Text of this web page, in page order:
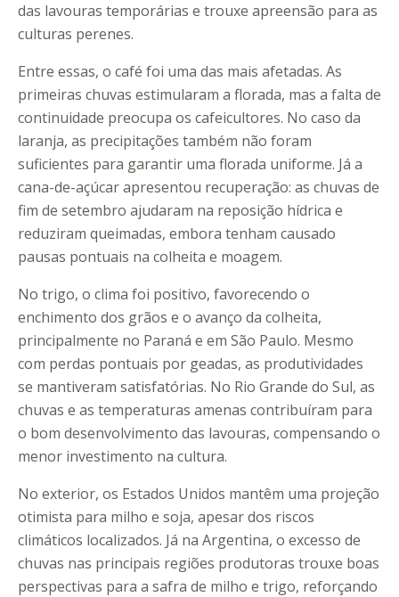
das lavouras temporárias e trouxe apreensão para as
culturas perenes.
Entre essas, o café foi uma das mais afetadas. As
primeiras chuvas estimularam a florada, mas a falta de
continuidade preocupa os cafeicultores. No caso da
laranja, as precipitações também não foram
suficientes para garantir uma florada uniforme. Já a
cana-de-açúcar apresentou recuperação: as chuvas de
fim de setembro ajudaram na reposição hídrica e
reduziram queimadas, embora tenham causado
pausas pontuais na colheita e moagem.
No trigo, o clima foi positivo, favorecendo o
enchimento dos grãos e o avanço da colheita,
principalmente no Paraná e em São Paulo. Mesmo
com perdas pontuais por geadas, as produtividades
se mantiveram satisfatórias. No Rio Grande do Sul, as
chuvas e as temperaturas amenas contribuíram para
o bom desenvolvimento das lavouras, compensando o
menor investimento na cultura.
No exterior, os Estados Unidos mantêm uma projeção
otimista para milho e soja, apesar dos riscos
climáticos localizados. Já na Argentina, o excesso de
chuvas nas principais regiões produtoras trouxe boas
perspectivas para a safra de milho e trigo, reforçando